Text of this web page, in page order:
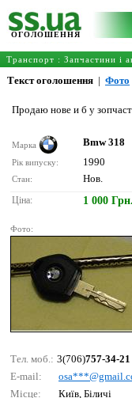
ОГОЛОШЕННЯ
Транспорт : Запчастини і
Текст оголошення | Фото
Продаю нове и б у
Марка Bmw 318
Рік випуску: 1990
Стан: Нов.
Ціна: 1 000 Грн.
Фото:
Тел. моб.: 3(706)757-34-21
E-mail:
Місце:
Київ, Біличі